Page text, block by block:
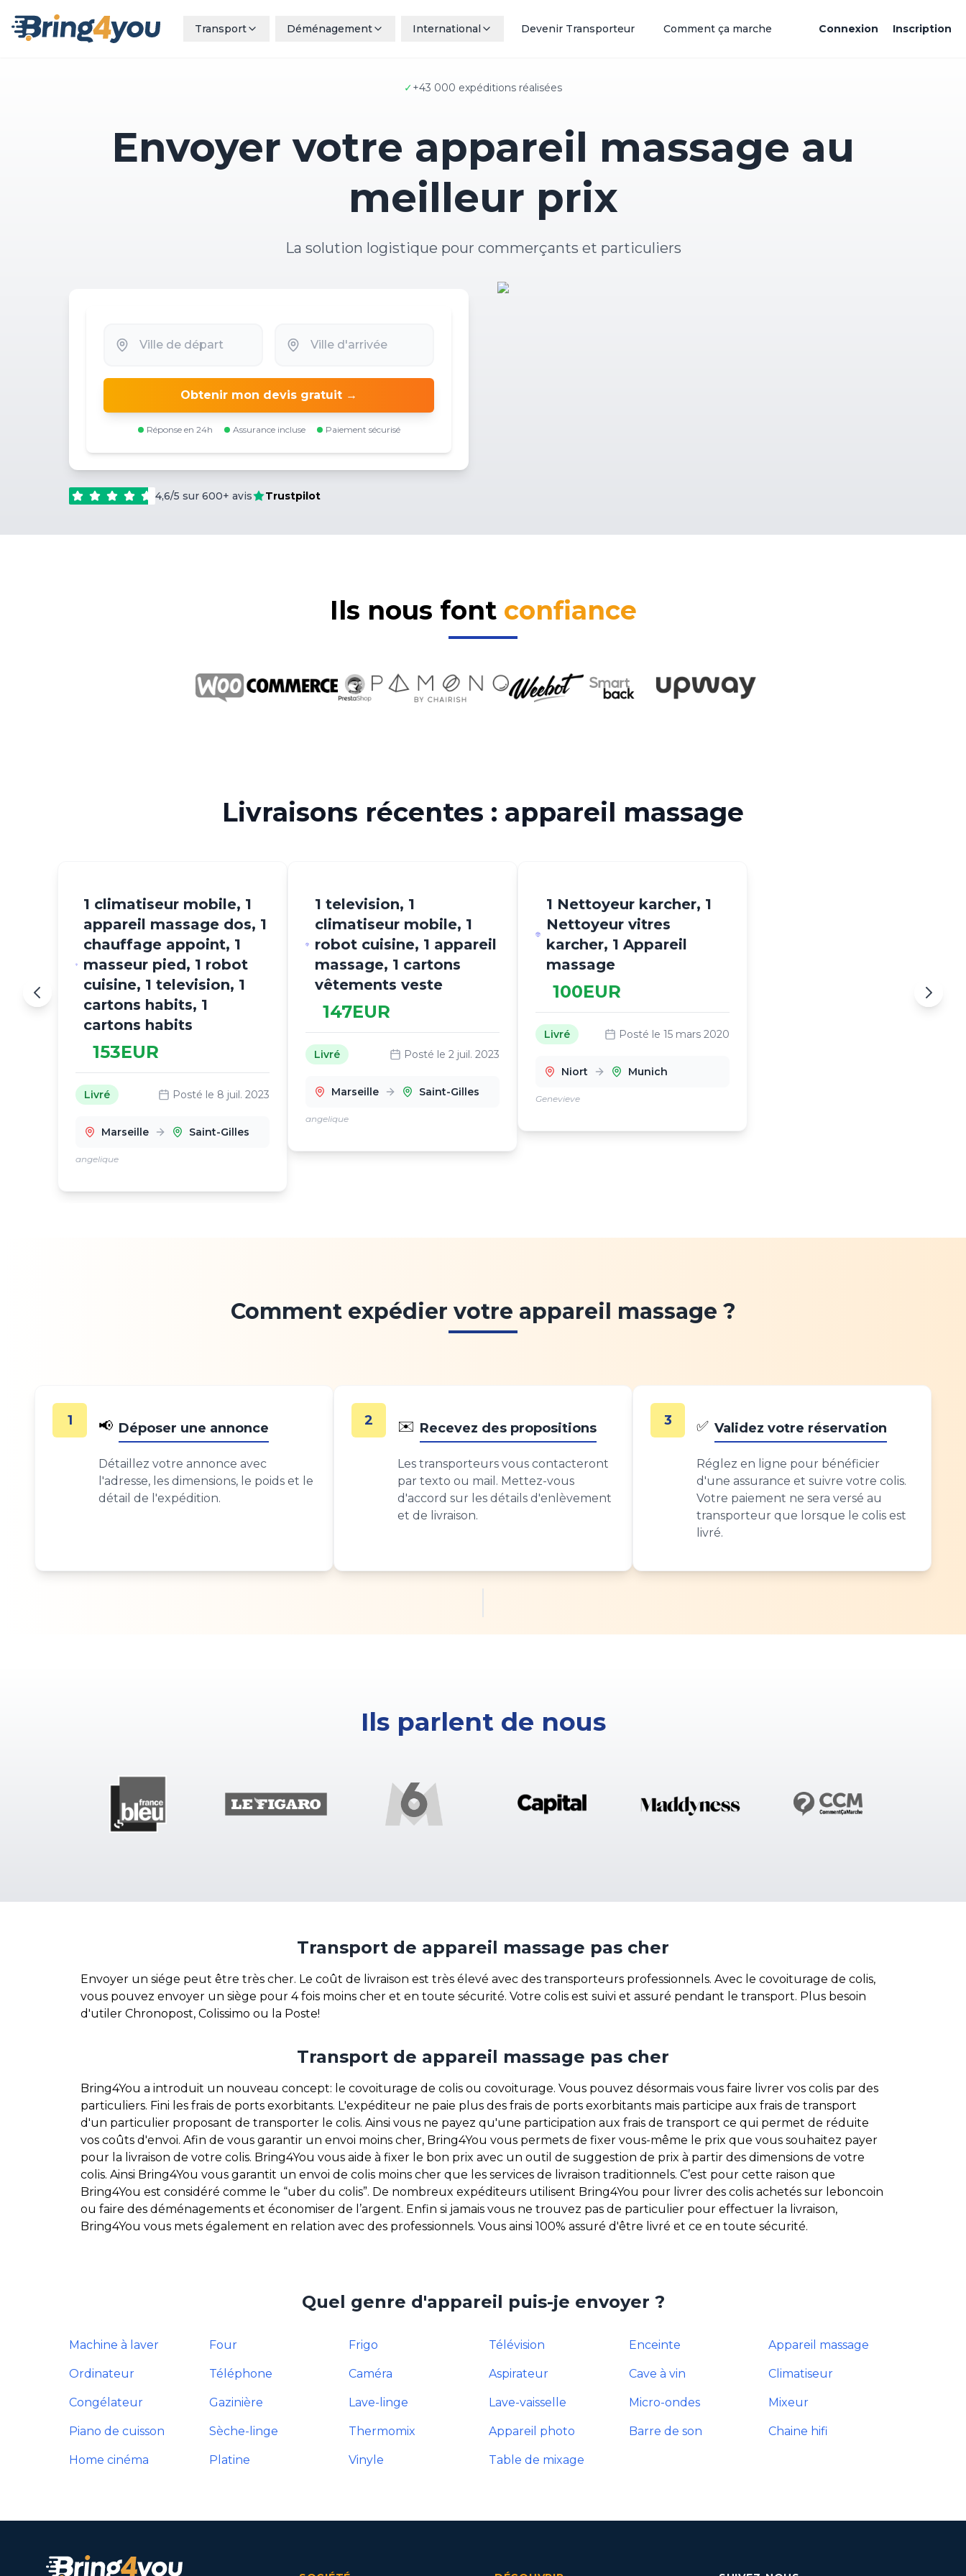
Transport Déménagement International Devenir Transporteur Comment ça marche Connexion Inscription
✓+43 000 expéditions réalisées
Envoyer votre appareil massage au
meilleur prix
La solution logistique pour commerçants et particuliers
Obtenir mon devis gratuit →
Réponse en 24h Assurance incluse Paiement sécurisé
4,6/5 sur 600+ avis Trustpilot
Ils nous font confiance
Livraisons récentes : appareil massage
1 climatiseur mobile, 1
appareil massage dos, 1
chauffage appoint, 1
masseur pied, 1 robot
cuisine, 1 television, 1
cartons habits, 1
cartons habits
153EUR
Livré Posté le 8 juil. 2023
Marseille Saint-Gilles
angelique
1 television, 1
climatiseur mobile, 1
robot cuisine, 1 appareil
massage, 1 cartons
vêtements veste
147EUR
Livré Posté le 2 juil. 2023
Marseille Saint-Gilles
angelique
1 Nettoyeur karcher, 1
Nettoyeur vitres
karcher, 1 Appareil
massage
100EUR
Livré Posté le 15 mars 2020
Niort Munich
Genevieve
Comment expédier votre appareil massage ?
1 📢 Déposer une annonce
Détaillez votre annonce avec
l'adresse, les dimensions, le poids et le
détail de l'expédition.
2 ✉️ Recevez des propositions
Les transporteurs vous contacteront
par texto ou mail. Mettez-vous
d'accord sur les détails d'enlèvement
et de livraison.
3 ✅ Validez votre réservation
Réglez en ligne pour bénéficier
d'une assurance et suivre votre colis.
Votre paiement ne sera versé au
transporteur que lorsque le colis est
livré.
Ils parlent de nous
Transport de appareil massage pas cher
Envoyer un siége peut être très cher. Le coût de livraison est très élevé avec des transporteurs professionnels. Avec le covoiturage de colis,
vous pouvez envoyer un siège pour 4 fois moins cher et en toute sécurité. Votre colis est suivi et assuré pendant le transport. Plus besoin
d'utiler Chronopost, Colissimo ou la Poste!
Transport de appareil massage pas cher
Bring4You a introduit un nouveau concept: le covoiturage de colis ou covoiturage. Vous pouvez désormais vous faire livrer vos colis par des
particuliers. Fini les frais de ports exorbitants. L'expéditeur ne paie plus des frais de ports exorbitants mais participe aux frais de transport
d'un particulier proposant de transporter le colis. Ainsi vous ne payez qu'une participation aux frais de transport ce qui permet de réduite
vos coûts d'envoi. Afin de vous garantir un envoi moins cher, Bring4You vous permets de fixer vous-même le prix que vous souhaitez payer
pour la livraison de votre colis. Bring4You vous aide à fixer le bon prix avec un outil de suggestion de prix à partir des dimensions de votre
colis. Ainsi Bring4You vous garantit un envoi de colis moins cher que les services de livraison traditionnels. C’est pour cette raison que
Bring4You est considéré comme le “uber du colis”. De nombreux expéditeurs utilisent Bring4You pour livrer des colis achetés sur leboncoin
ou faire des déménagements et économiser de l’argent. Enfin si jamais vous ne trouvez pas de particulier pour effectuer la livraison,
Bring4You vous mets également en relation avec des professionnels. Vous ainsi 100% assuré d'être livré et ce en toute sécurité.
Quel genre d'appareil puis-je envoyer ?
Machine à laver Four Frigo Télévision Enceinte Appareil massage
Ordinateur Téléphone Caméra Aspirateur Cave à vin Climatiseur
Congélateur Gazinière Lave-linge Lave-vaisselle Micro-ondes Mixeur
Piano de cuisson Sèche-linge Thermomix Appareil photo Barre de son Chaine hifi
Home cinéma Platine Vinyle Table de mixage